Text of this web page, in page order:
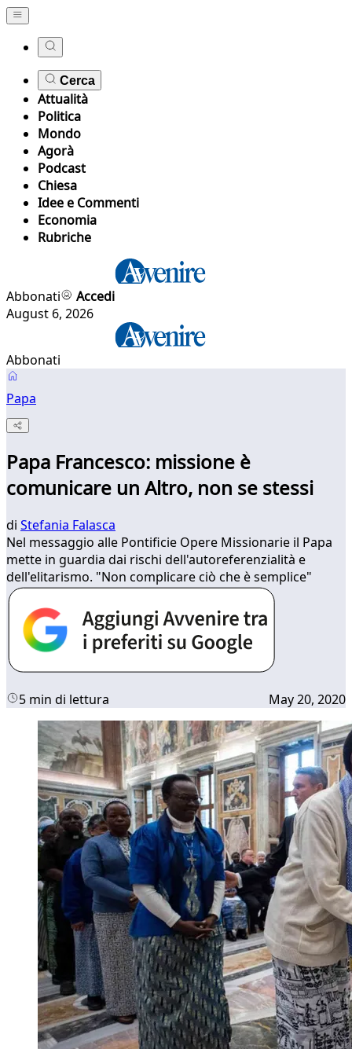
Cerca
Attualità
Politica
Mondo
Agorà
Podcast
Chiesa
Idee e Commenti
Economia
Rubriche
Abbonati
Accedi
August 6, 2026
Abbonati
Papa
Papa Francesco: missione è
comunicare un Altro, non se stessi
di Stefania Falasca
Nel messaggio alle Pontificie Opere Missionarie il Papa
mette in guardia dai rischi dell'autoreferenzialità e
dell'elitarismo. "Non complicare ciò che è semplice"
5 min di lettura May 20, 2020